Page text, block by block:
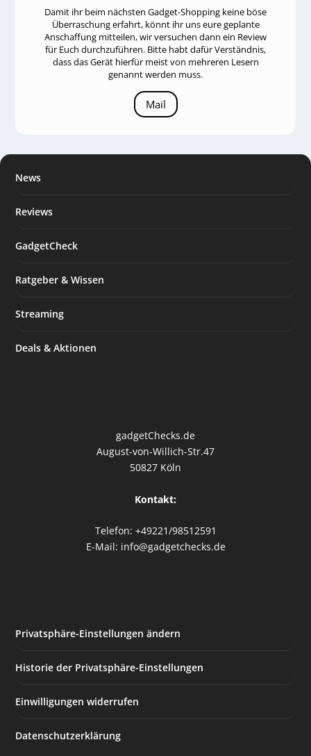
Damit ihr beim nächsten Gadget-Shopping keine böse
Überraschung erfahrt, könnt ihr uns eure geplante
Anschaffung mitteilen, wir versuchen dann ein Review
für Euch durchzuführen. Bitte habt dafür Verständnis,
dass das Gerät hierfür meist von mehreren Lesern
genannt werden muss.
Mail
News
Reviews
GadgetCheck
Ratgeber & Wissen
Streaming
Deals & Aktionen
gadgetChecks.de
August-von-Willich-Str.47
50827 Köln
Kontakt:
Telefon: +49221/98512591
E-Mail: info@gadgetchecks.de
Privatsphäre-Einstellungen ändern
Historie der Privatsphäre-Einstellungen
Einwilligungen widerrufen
Datenschutzerklärung